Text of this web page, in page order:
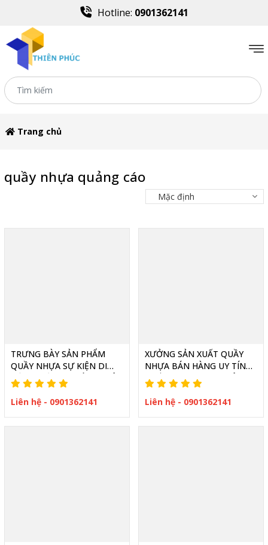
Hotline: 0901362141
Trang chủ
quầy nhựa quảng cáo
TRƯNG BÀY SẢN PHẨM
QUẦY NHỰA SỰ KIỆN DI
ĐỘNG TIỆN LỢI VÀ CHUYÊN
NGHIỆP
Liên hệ - 0901362141
XƯỞNG SẢN XUẤT QUẦY
NHỰA BÁN HÀNG UY TÍN
CHẤT LƯỢNG TẠI THIÊN
PHÚC
Liên hệ - 0901362141